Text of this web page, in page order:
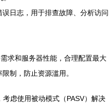
日志，用于排查故障、分析访问
需求和服务器性能，合理配置最大
制，防止资源滥用。
虑使用被动模式（PASV）解决